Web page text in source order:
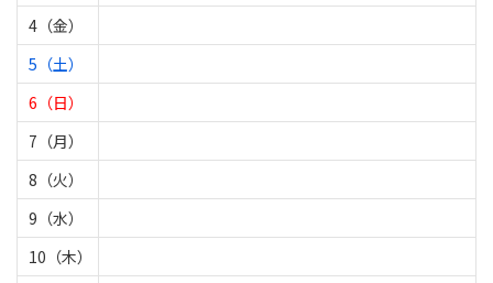
4（金）
5（土）
6（日）
7（月）
8（火）
9（水）
10（木）